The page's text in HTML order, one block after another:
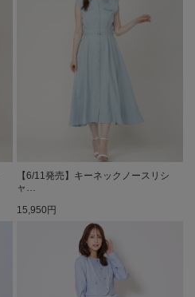
【6/11発売】キーネックノースリシ
ャ…
15,950円